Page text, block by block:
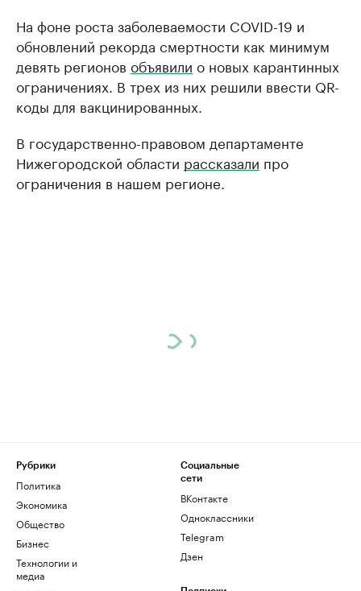
На фоне роста заболеваемости COVID-19 и
обновлений рекорда смертности как минимум
девять регионов объявили о новых карантинных
ограничениях. В трех из них решили ввести QR-
коды для вакцинированных.
В государственно-правовом департаменте
Нижегородской области рассказали про
ограничения в нашем регионе.
Рубрики
Политика
Экономика
Общество
Бизнес
Технологии и
медиа
Социальные
сети
ВКонтакте
Одноклассники
Telegram
Дзен